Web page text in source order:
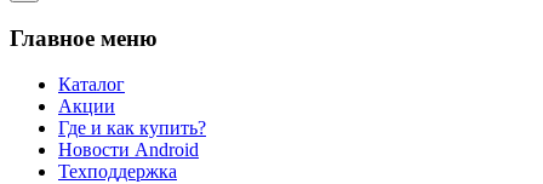
Главное меню
Каталог
Акции
Где и как купить?
Новости Android
Техподдержка